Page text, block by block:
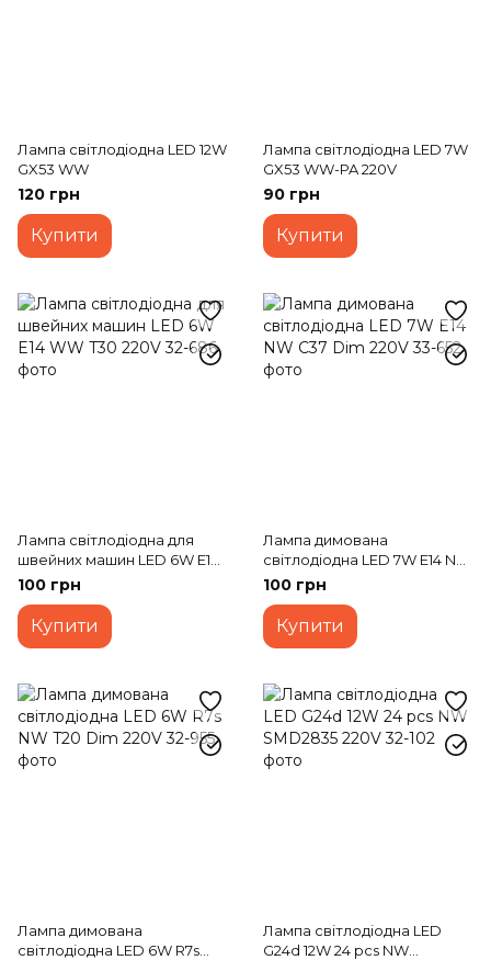
Лампа світлодіодна LED 12W
GX53 WW
120 грн
Купити
Лампа світлодіодна LED 7W
GX53 WW-PA 220V
90 грн
Купити
Лампа світлодіодна для
швейних машин LED 6W E14
WW T30 220V
100 грн
Купити
Лампа димована
світлодіодна LED 7W E14 NW
C37 Dim 220V
100 грн
Купити
Лампа димована
світлодіодна LED 6W R7s
Лампа світлодіодна LED
G24d 12W 24 pcs NW